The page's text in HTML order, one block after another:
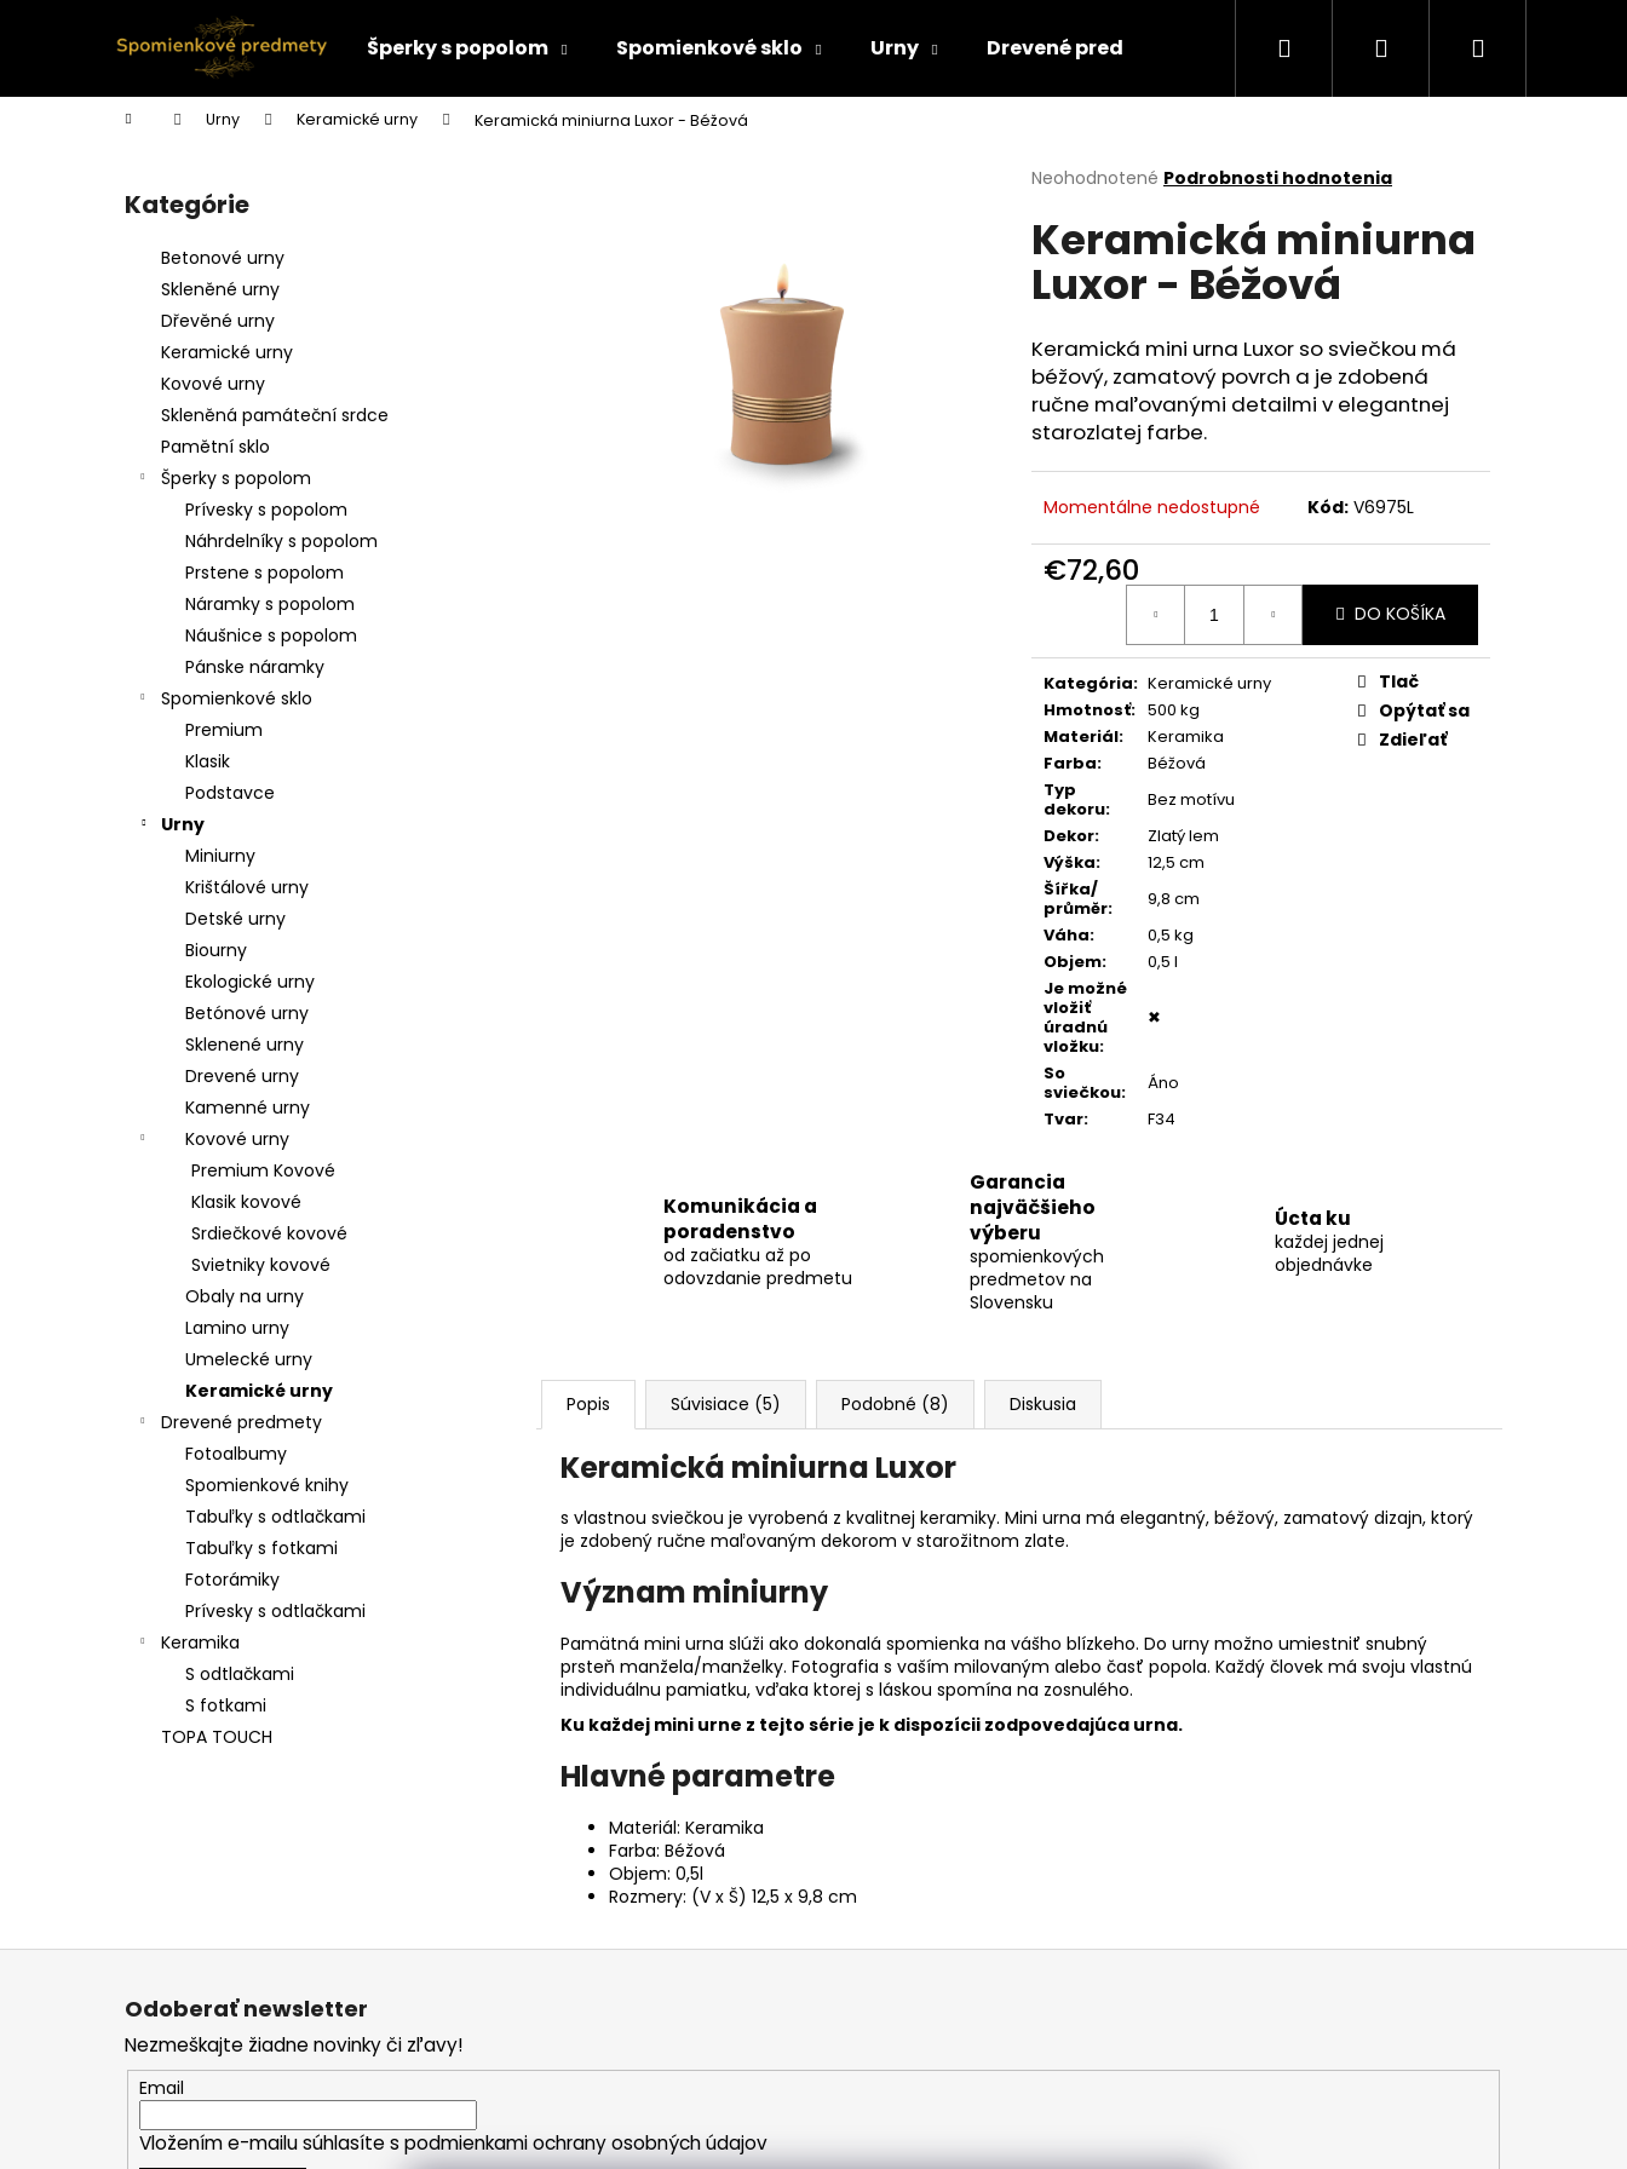
Šperky s popolom Spomienkové sklo Urny Drevené predmety Keramika Ako objednať
Hľadať PrihlásenieNákupný
Domov Urny Keramické urny Keramická miniurna Luxor - Béžová
Preskočiť
kategórie
Kategórie
Betonové urny
Skleněné urny
Dřevěné urny
Keramické urny
Kovové urny
Skleněná památeční srdce
Pamětní sklo
Šperky s popolom
Prívesky s popolom
Náhrdelníky s popolom
Prstene s popolom
Náramky s popolom
Náušnice s popolom
Pánske náramky
Spomienkové sklo
Premium
Klasik
Podstavce
Urny
Miniurny
Krištálové urny
Detské urny
Biourny
Ekologické urny
Betónové urny
Sklenené urny
Drevené urny
Kamenné urny
Kovové urny
Premium Kovové
Klasik kovové
Srdiečkové kovové
Svietniky kovové
Obaly na urny
Lamino urny
Umelecké urny
Keramické urny
Drevené predmety
Fotoalbumy
Spomienkové knihy
Tabuľky s odtlačkami
Tabuľky s fotkami
Fotorámiky
Prívesky s odtlačkami
Keramika
S odtlačkami
S fotkami
TOPA TOUCH
Priemerné
produktu
je
0,0
hviezdičiek.
Neohodnotené Podrobnosti hodnotenia
Keramická miniurna
Luxor - Béžová
Keramická mini urna Luxor so sviečkou má
béžový, zamatový povrch a je zdobená
ručne maľovanými detailmi v elegantnej
starozlatej farbe.
Momentálne nedostupné Kód: V6975L
€72,60
Jednotková
DO KOŠÍKA
Kategória: Keramické urny
Hmotnosť: 500 kg
Materiál:
Keramika
Farba:
Béžová
Typ
dekoru:
Bez motívu
Dekor:
Zlatý lem
Výška:
12,5 cm
Šířka/
průměr:
9,8 cm
Váha:
0,5 kg
Objem:
0,5 l
Je možné
vložiť
úradnú
vložku:
✖
So
sviečkou:
Áno
Tvar: F34
Tlač
Opýtať sa
Zdieľať
Komunikácia a
poradenstvo
od začiatku až po
odovzdanie predmetu
Garancia
najväčšieho
výberu
spomienkových
predmetov na
Slovensku
Úcta ku
každej jednej
objednávke
Popis Súvisiace (5) Podobné (8) Diskusia
Keramická miniurna Luxor
s vlastnou sviečkou je vyrobená z kvalitnej keramiky. Mini urna má elegantný, béžový, zamatový dizajn, ktorý
je zdobený ručne maľovaným dekorom v starožitnom zlate.
Význam miniurny
Pamätná mini urna slúži ako dokonalá spomienka na vášho blízkeho. Do urny možno umiestniť snubný
prsteň manžela/manželky. Fotografia s vaším milovaným alebo časť popola. Každý človek má svoju vlastnú
individuálnu pamiatku, vďaka ktorej s láskou spomína na zosnulého.
Ku každej mini urne z tejto série je k dispozícii zodpovedajúca urna.
Hlavné parametre
Materiál: Keramika
Farba: Béžová
Objem: 0,5l
Rozmery: (V x Š) 12,5 x 9,8 cm
í
Späť
do
Späť
do
Čo potrebujete nájsť?
Odporúčame
POZLÁTENÝ PRSTEŇ PERLEŤ
POZLÁTENÝ PRSTEŇ MODRÝ ACHÁT
Odoberať newsletter
Nezmeškajte žiadne novinky či zľavy!
Email
Vložením e-mailu súhlasíte spodmienkami ochrany osobných údajov